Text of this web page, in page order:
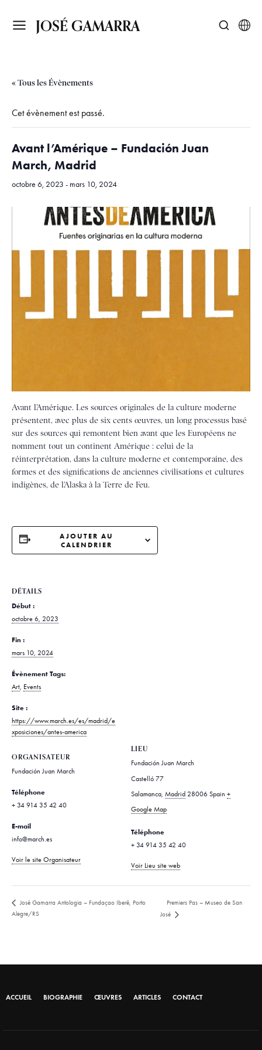
JOSÉ GAMARRA
« Tous les Évènements
Cet évènement est passé.
Avant l’Amérique – Fundación Juan
March, Madrid
octobre 6, 2023 - mars 10, 2024
Avant l’Amérique. Les sources originales de la culture moderne
présentent, avec plus de six cents œuvres, un long processus basé
sur des sources qui remontent bien avant que les Européens ne
nomment tout un continent Amérique : celui de la
réinterprétation, dans la culture moderne et contemporaine, des
formes et des significations de anciennes civilisations et cultures
indigènes, de l’Alaska à la Terre de Feu.
AJOUTER AU
CALENDRIER
DÉTAILS
Début :
octobre 6, 2023
Fin :
mars 10, 2024
Évènement Tags:
Art, Events
Site :
https://www.march.es/es/madrid/e
xposiciones/antes-america
ORGANISATEUR
Fundación Juan March
Téléphone
+ 34 914 35 42 40
E-mail
info@march.es
Voir le site Organisateur
LIEU
Fundación Juan March
Castelló 77
Salamanca, Madrid 28006 Spain +
Google Map
Téléphone
+ 34 914 35 42 40
Voir Lieu site web
José Gamarra Antologia – Fundaçao Iberê, Porto
Alegre/RS
Premiers Pas – Museo de San
José
ACCUEIL BIOGRAPHIE ŒUVRES ARTICLES CONTACT